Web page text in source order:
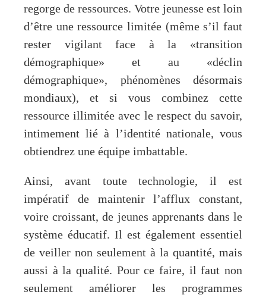
regorge de ressources. Votre jeunesse est loin
d’être une ressource limitée (même s’il faut
rester vigilant face à la «transition
démographique» et au «déclin
démographique», phénomènes désormais
mondiaux), et si vous combinez cette
ressource illimitée avec le respect du savoir,
intimement lié à l’identité nationale, vous
obtiendrez une équipe imbattable.
Ainsi, avant toute technologie, il est
impératif de maintenir l’afflux constant,
voire croissant, de jeunes apprenants dans le
système éducatif. Il est également essentiel
de veiller non seulement à la quantité, mais
aussi à la qualité. Pour ce faire, il faut non
seulement améliorer les programmes